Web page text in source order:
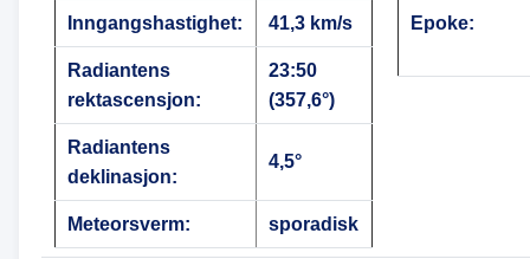
Inngangshastighet: 41,3 km/s
Radiantens
rektascensjon:
23:50
(357,6°)
Radiantens
deklinasjon:
4,5°
Meteorsverm: sporadisk
Epoke: